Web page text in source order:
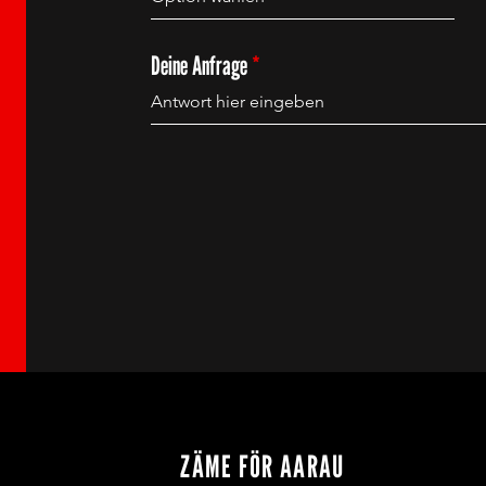
Deine Anfrage
ZÄME FÖR AARAU